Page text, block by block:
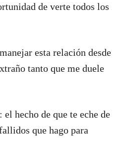
de verte todos los
esta relación desde
tanto que me duele
el hecho de que te eche de
que hago para